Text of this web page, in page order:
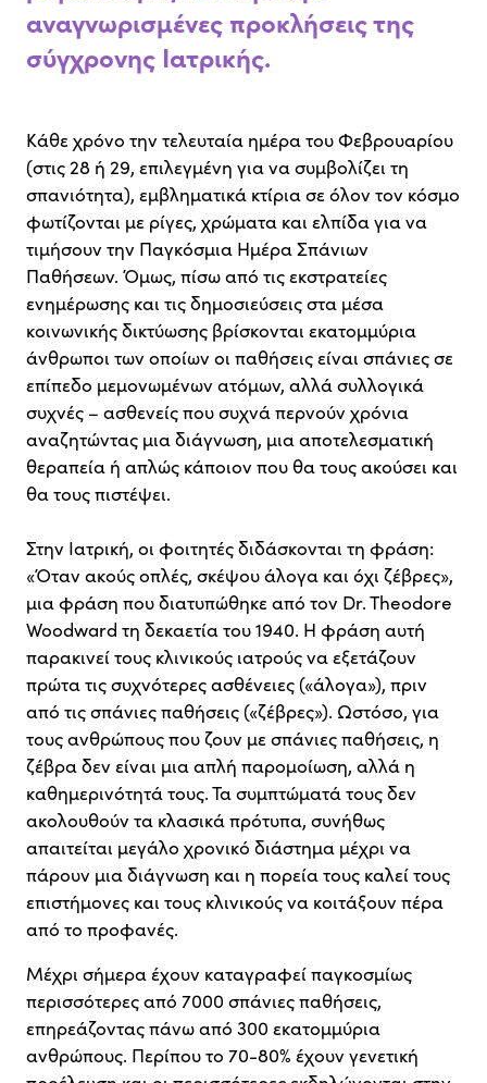
αναγνωρισμένες προκλήσεις της
σύγχρονης Ιατρικής.
Κάθε χρόνο την τελευταία ημέρα του Φεβρουαρίου
(στις 28 ή 29, επιλεγμένη για να συμβολίζει τη
σπανιότητα), εμβληματικά κτίρια σε όλον τον κόσμο
φωτίζονται με ρίγες, χρώματα και ελπίδα για να
τιμήσουν την Παγκόσμια Ημέρα Σπάνιων
Παθήσεων. Όμως, πίσω από τις εκστρατείες
ενημέρωσης και τις δημοσιεύσεις στα μέσα
κοινωνικής δικτύωσης βρίσκονται εκατομμύρια
άνθρωποι των οποίων οι παθήσεις είναι σπάνιες σε
επίπεδο μεμονωμένων ατόμων, αλλά συλλογικά
συχνές – ασθενείς που συχνά περνούν χρόνια
αναζητώντας μια διάγνωση, μια αποτελεσματική
θεραπεία ή απλώς κάποιον που θα τους ακούσει και
θα τους πιστέψει.
Στην Ιατρική, οι φοιτητές διδάσκονται τη φράση:
«Όταν ακούς οπλές, σκέψου άλογα και όχι ζέβρες»,
μια φράση που διατυπώθηκε από τον Dr. Theodore
Woodward τη δεκαετία του 1940. Η φράση αυτή
παρακινεί τους κλινικούς ιατρούς να εξετάζουν
πρώτα τις συχνότερες ασθένειες («άλογα»), πριν
από τις σπάνιες παθήσεις («ζέβρες»). Ωστόσο, για
τους ανθρώπους που ζουν με σπάνιες παθήσεις, η
ζέβρα δεν είναι μια απλή παρομοίωση, αλλά η
καθημερινότητά τους. Τα συμπτώματά τους δεν
ακολουθούν τα κλασικά πρότυπα, συνήθως
απαιτείται μεγάλο χρονικό διάστημα μέχρι να
πάρουν μια διάγνωση και η πορεία τους καλεί τους
επιστήμονες και τους κλινικούς να κοιτάξουν πέρα
από το προφανές.
Μέχρι σήμερα έχουν καταγραφεί παγκοσμίως
περισσότερες από 7000 σπάνιες παθήσεις,
επηρεάζοντας πάνω από 300 εκατομμύρια
ανθρώπους. Περίπου το 70-80% έχουν γενετική